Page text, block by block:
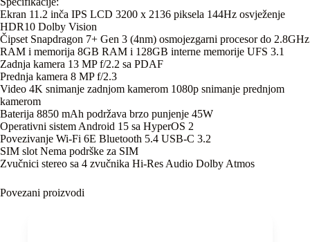
Ekran 11.2 inča IPS LCD 3200 x 2136 piksela 144Hz osvježenje
HDR10 Dolby Vision
Čipset Snapdragon 7+ Gen 3 (4nm) osmojezgarni procesor do 2.8GHz
RAM i memorija 8GB RAM i 128GB interne memorije UFS 3.1
Zadnja kamera 13 MP f/2.2 sa PDAF
Prednja kamera 8 MP f/2.3
Video 4K snimanje zadnjom kamerom 1080p snimanje prednjom
kamerom
Baterija 8850 mAh podržava brzo punjenje 45W
Operativni sistem Android 15 sa HyperOS 2
Povezivanje Wi-Fi 6E Bluetooth 5.4 USB-C 3.2
SIM slot Nema podrške za SIM
Zvučnici stereo sa 4 zvučnika Hi-Res Audio Dolby Atmos
Povezani proizvodi